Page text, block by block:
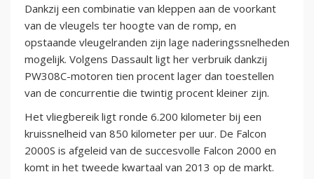
Dankzij een combinatie van kleppen aan de voorkant
van de vleugels ter hoogte van de romp, en
opstaande vleugelranden zijn lage naderingssnelheden
mogelijk. Volgens Dassault ligt her verbruik dankzij
PW308C-motoren tien procent lager dan toestellen
van de concurrentie die twintig procent kleiner zijn.
Het vliegbereik ligt ronde 6.200 kilometer bij een
kruissnelheid van 850 kilometer per uur. De Falcon
2000S is afgeleid van de succesvolle Falcon 2000 en
komt in het tweede kwartaal van 2013 op de markt.